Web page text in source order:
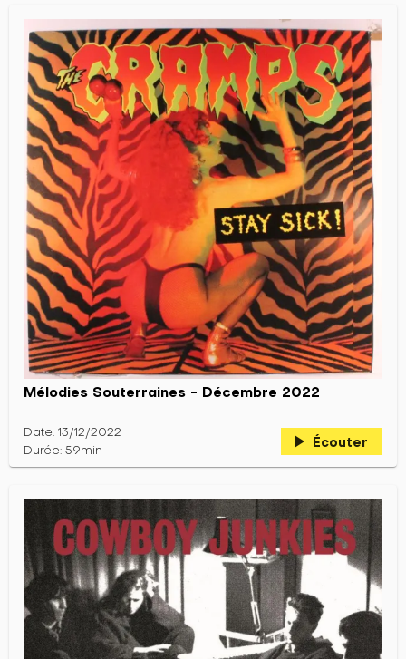
Mélodies Souterraines - Décembre 2022
Date: 13/12/2022
Durée: 59min
play_arrow Écouter